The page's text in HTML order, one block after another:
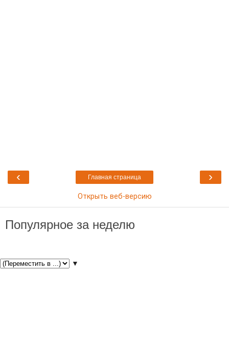
‹ ›
Главная страница
Открыть веб-версию
Популярное за неделю
▼